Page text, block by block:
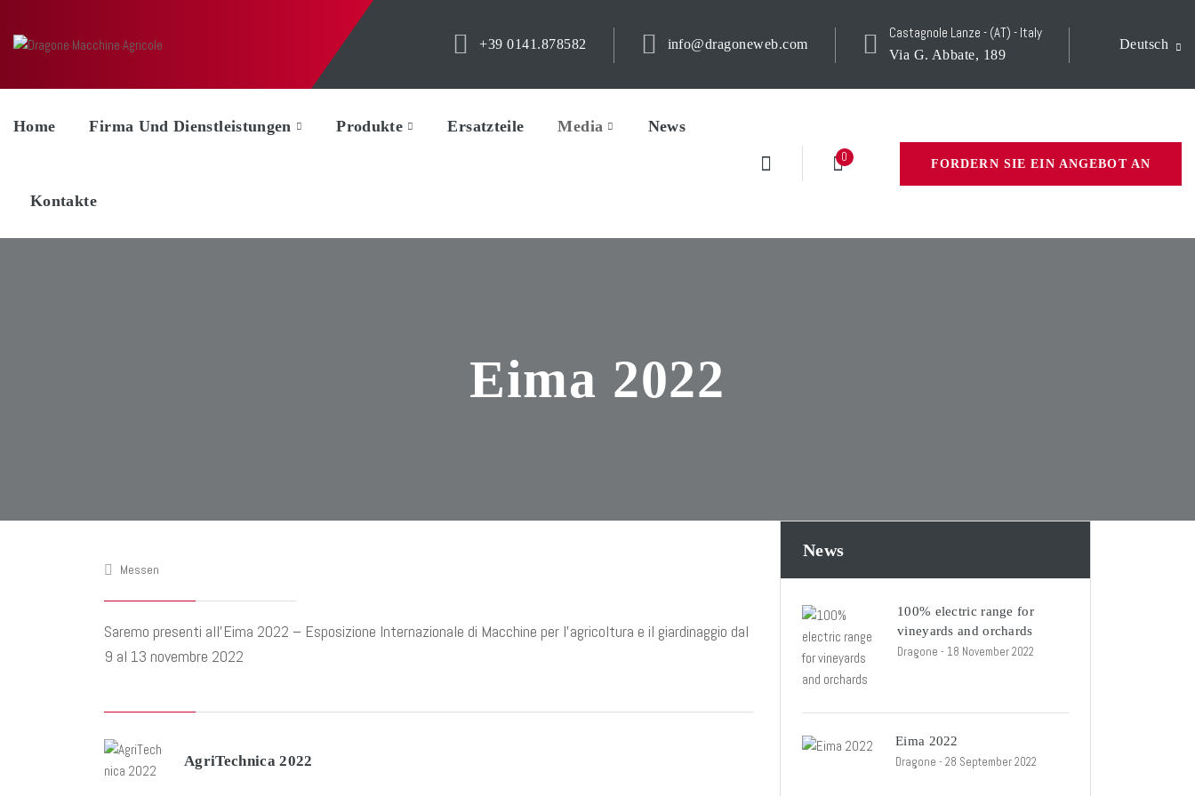
+39 0141.878582 info@dragoneweb.com
Castagnole Lanze - (AT) - Italy
Via G. Abbate, 189
Deutsch
Home Firma Und Dienstleistungen Produkte Ersatzteile Media News
Kontakte
0 FORDERN SIE EIN ANGEBOT AN
Eima 2022
Messen
Saremo presenti all’Eima 2022 – Esposizione Internazionale di Macchine per l’agricoltura e il giardinaggio dal
9 al 13 novembre 2022
AgriTechnica 2022
News
100% electric range for
vineyards and orchards
Dragone - 18 November 2022
Eima 2022
Dragone - 28 September 2022